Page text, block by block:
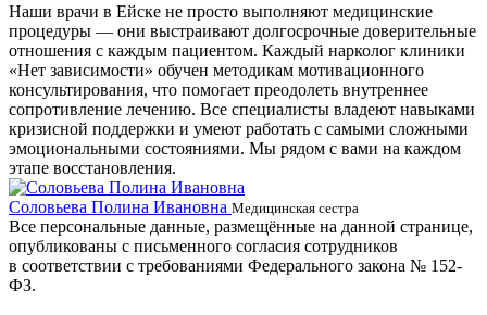
Наши врачи в Ейске не просто выполняют медицинские
процедуры — они выстраивают долгосрочные доверительные
отношения с каждым пациентом. Каждый нарколог клиники
«Нет зависимости» обучен методикам мотивационного
консультирования, что помогает преодолеть внутреннее
сопротивление лечению. Все специалисты владеют навыками
кризисной поддержки и умеют работать с самыми сложными
эмоциональными состояниями. Мы рядом с вами на каждом
этапе восстановления.
Соловьева Полина Ивановна Медицинская сестра
Все персональные данные, размещённые на данной странице,
опубликованы с письменного согласия сотрудников
в соответствии с требованиями Федерального закона № 152-
ФЗ.